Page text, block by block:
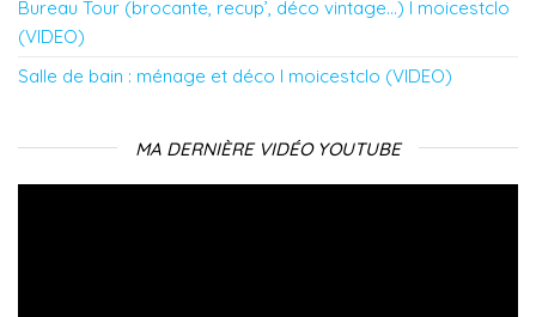
Bureau Tour (brocante, recup’, déco vintage…) l moicestclo
(VIDEO)
Salle de bain : ménage et déco l moicestclo (VIDEO)
MA DERNIÈRE VIDÉO YOUTUBE